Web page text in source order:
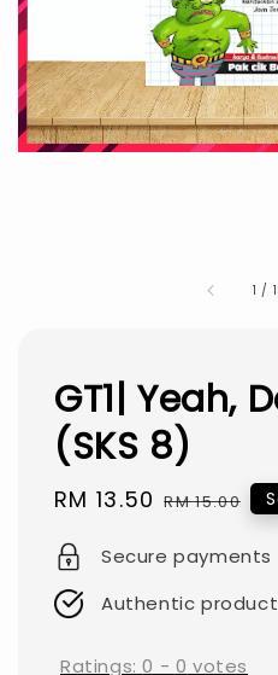
1 /
GT1| Yeah,
(SKS 8)
Sale
RM 13.50 Regular
RM 15.00
Secure payments
Authentic
Ratings:0 - 0 votes